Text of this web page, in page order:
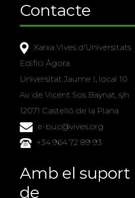
Contacte
Xarxa Vives d'Universitats
Edifici Àgora
Universitat Jaume I, local 10
Av. de Vicent Sos Baynat, s/n
12071 Castelló de la Plana
e-buc@vives.org
+34 964 72 89 93
Amb el suport
de